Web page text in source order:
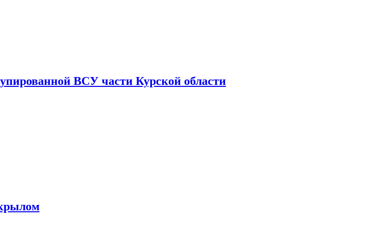
ВСУ части Курской области